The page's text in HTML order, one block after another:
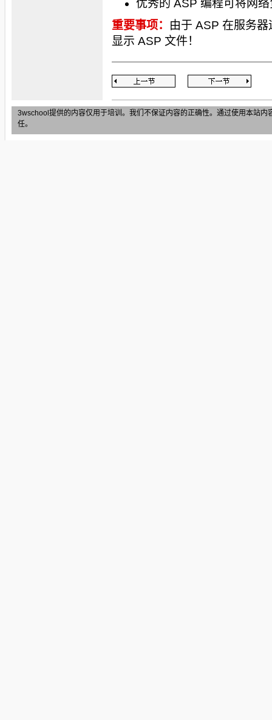
优秀的 ASP 编程可将网
重要事项： 由于 ASP 在服务
显示 ASP 文件！
3wschool提供的内容仅用于培训。我们不保证内容的正确性。通过使用本站
任。